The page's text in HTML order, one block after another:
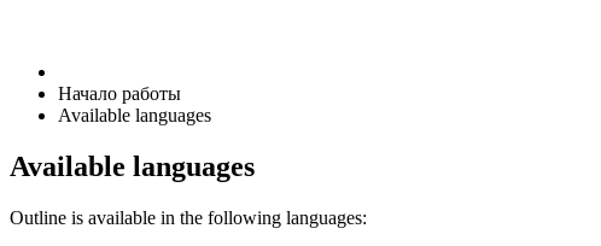
Начало работы
Available languages
Available languages
Outline is available in the following languages: